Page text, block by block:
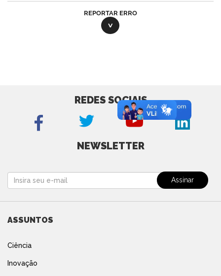
REPORTAR ERRO
REDES SOCIAIS
NEWSLETTER
ASSUNTOS
Ciência
Inovação